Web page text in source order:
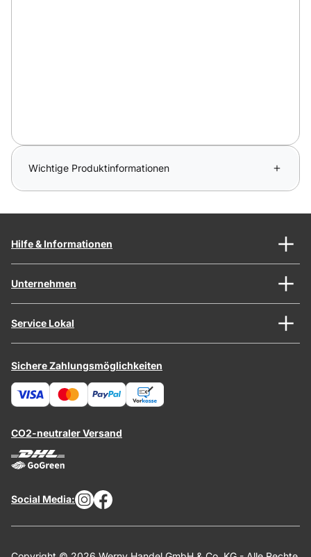
Wichtige Produktinformationen
Hilfe & Informationen
Unternehmen
Service Lokal
Sichere Zahlungsmöglichkeiten
CO2-neutraler Versand
Social Media: